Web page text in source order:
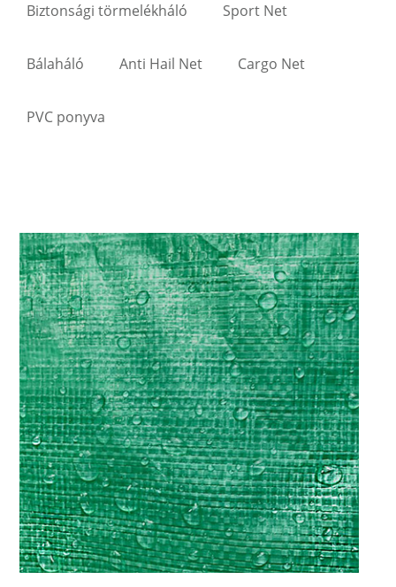
Biztonsági törmelékháló Sport Net
Bálaháló Anti Hail Net Cargo Net
PVC ponyva